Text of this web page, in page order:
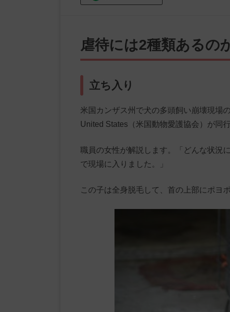
虐待には2種類あるの
立ち入り
米国カンザス州で犬の多頭飼い崩壊現場
United States（米国動物愛護協会）が同行
職員の女性が解説します。「どんな状況
で現場に入りました。」
この子は全身脱毛して、首の上部にポヨ